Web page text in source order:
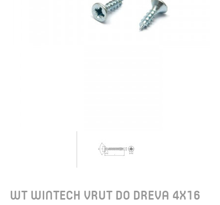
WT WINTECH VRUT DO DREVA 4X16